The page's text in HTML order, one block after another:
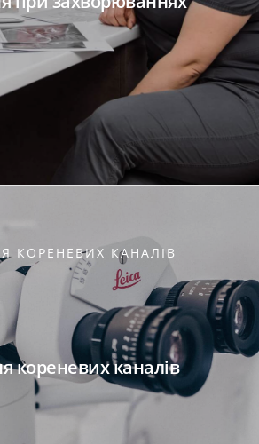
КОРЕНЕВИХ КАНАЛІВ
кореневих каналів